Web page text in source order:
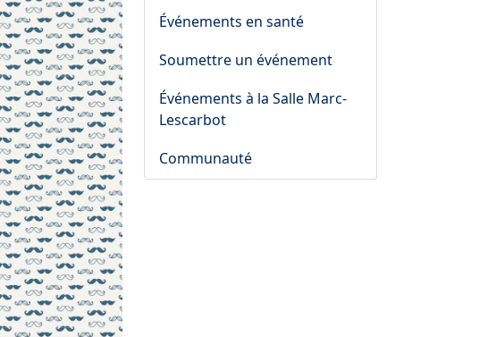
Événements en santé
Soumettre un événement
Événements à la Salle Marc-
Lescarbot
Communauté